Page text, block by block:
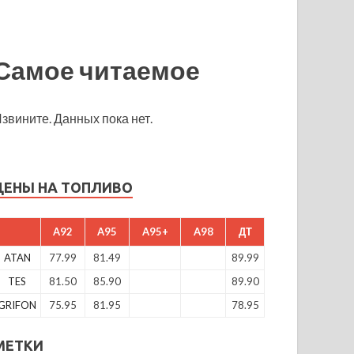
читаемое
Данных пока нет.
НА ТОПЛИВО
A92 A95 A95+ A98 ДТ
ATAN 77.99 81.49
89.99
TES
81.50 85.90
89.90
75.95 81.95 78.95